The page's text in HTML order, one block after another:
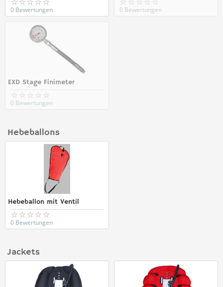
0 Bewertungen 0 Bewertungen
EXD Stage Finimeter
0 Bewertungen
Hebeballons
Hebeballon mit Ventil
0 Bewertungen
Jackets